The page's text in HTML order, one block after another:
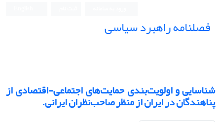
فصلنامه راهبرد سیاسی
شناسایی و اولویت‌بندی حمایت‌های اجتماعی-اقتصادی از
پناهندگان در ایران از منظر صاحب‌نظران ایرانی.